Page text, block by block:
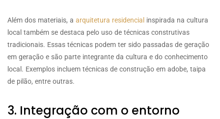
Além dos materiais, a arquitetura residencial inspirada na cultura
local também se destaca pelo uso de técnicas construtivas
tradicionais. Essas técnicas podem ter sido passadas de geração
em geração e são parte integrante da cultura e do conhecimento
local. Exemplos incluem técnicas de construção em adobe, taipa
de pilão, entre outras.
3. Integração com o entorno